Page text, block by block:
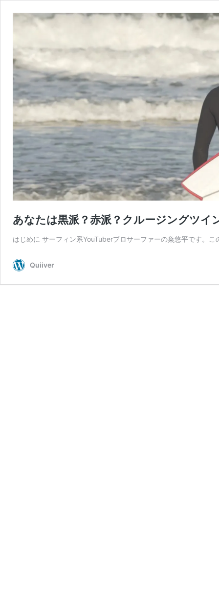
あなたは黒派？赤派？クルージングツイ
はじめに サーフィン系YouTuberプロサーファーの粂悠平です。
Quiiver